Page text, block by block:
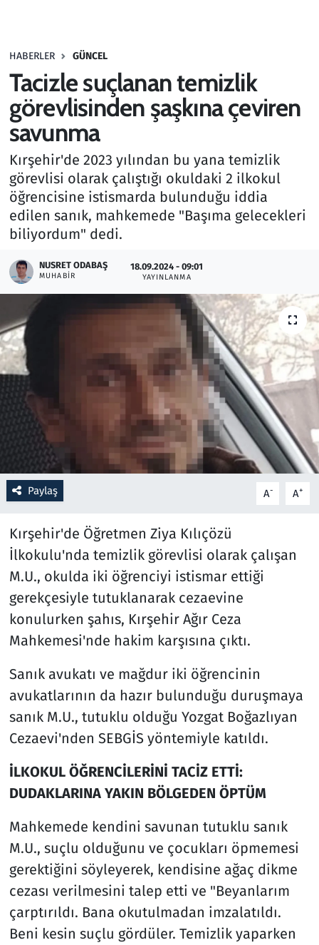
HABERLER GÜNCEL
Tacizle suçlanan temizlik
görevlisinden şaşkına çeviren
savunma
Kırşehir'de 2023 yılından bu yana temizlik
görevlisi olarak çalıştığı okuldaki 2 ilkokul
öğrencisine istismarda bulunduğu iddia
edilen sanık, mahkemede "Başıma gelecekleri
biliyordum" dedi.
NUSRET ODABAŞ
MUHABIR
18.09.2024 - 09:01
YAYINLANMA
Paylaş A- A+
Kırşehir'de Öğretmen Ziya Kılıçözü
İlkokulu'nda temizlik görevlisi olarak çalışan
M.U., okulda iki öğrenciyi istismar ettiği
gerekçesiyle tutuklanarak cezaevine
konulurken şahıs, Kırşehir Ağır Ceza
Mahkemesi'nde hakim karşısına çıktı.
Sanık avukatı ve mağdur iki öğrencinin
avukatlarının da hazır bulunduğu duruşmaya
sanık M.U., tutuklu olduğu Yozgat Boğazlıyan
Cezaevi'nden SEBGİS yöntemiyle katıldı.
İLKOKUL ÖĞRENCİLERİNİ TACİZ ETTİ:
DUDAKLARINA YAKIN BÖLGEDEN ÖPTÜM
Mahkemede kendini savunan tutuklu sanık
M.U., suçlu olduğunu ve çocukları öpmemesi
gerektiğini söyleyerek, kendisine ağaç dikme
cezası verilmesini talep etti ve "Beyanlarım
çarptırıldı. Bana okutulmadan imzalatıldı.
Beni kesin suçlu gördüler. Temizlik yaparken
Haber
Kültür Sanat
Kurumsal Haberler
Lezzet Durağı
Memur ve Kamu
Otomobil
Oyun
Ramazan
Resmi İlanlar
Rüya Tabirleri
Sağlık
Savunma Sanayi
Seçim 2023
Spor
Teknoloji ve Bilim
Televizyon